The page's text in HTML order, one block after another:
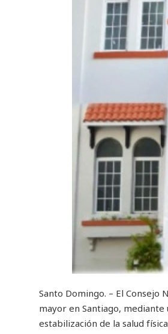
Santo Domingo. – El Consejo
mayor en Santiago,
estabilización de la salud